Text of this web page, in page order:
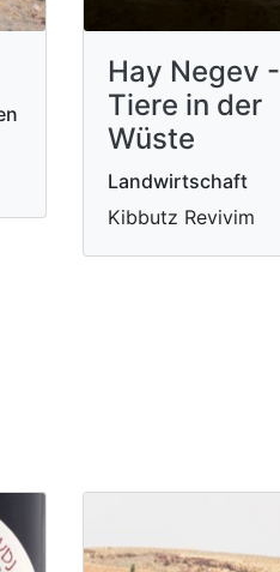
Hay Negev -
Tiere in der
Wüste
Landwirtschaft
Kibbutz Revivim